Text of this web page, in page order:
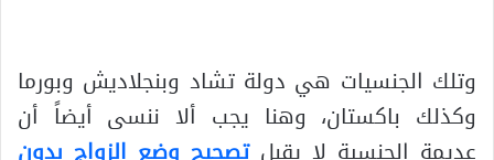
وتلك الجنسيات هي دولة تشاد وبنجلاديش وبورما
وكذلك باكستان، وهنا يجب ألا ننسى أيضاً أن